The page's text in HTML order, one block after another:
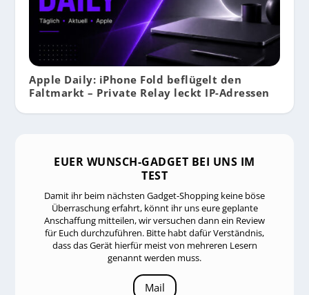
Apple Daily: iPhone Fold beflügelt den
Faltmarkt – Private Relay leckt IP-Adressen
EUER WUNSCH-GADGET BEI UNS IM
TEST
Damit ihr beim nächsten Gadget-Shopping keine böse
Überraschung erfahrt, könnt ihr uns eure geplante
Anschaffung mitteilen, wir versuchen dann ein Review
für Euch durchzuführen. Bitte habt dafür Verständnis,
dass das Gerät hierfür meist von mehreren Lesern
genannt werden muss.
Mail